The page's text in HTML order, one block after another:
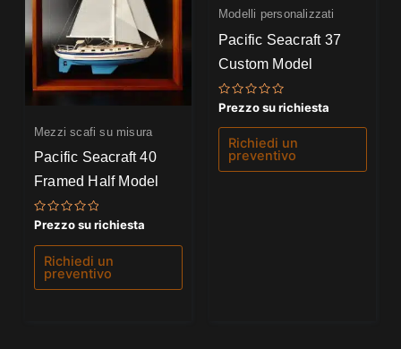
Mezzi scafi su misura
Pacific Seacraft 40
Framed Half Model
Valutato
su
Prezzo su richiesta
Richiedi un
preventivo
Modelli personalizzati
Pacific Seacraft 37
Custom Model
Valutato
0
su
Prezzo su richiesta
Richiedi un
preventivo